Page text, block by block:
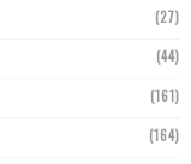
(27)
(44)
(161)
(164)